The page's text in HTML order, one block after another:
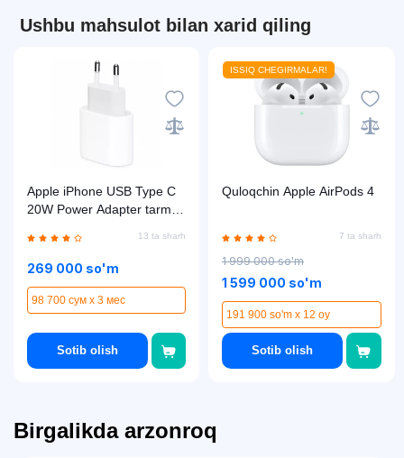
Ushbu mahsulot bilan xarid qiling
Apple iPhone USB Type C
20W Power Adapter tarmoq
13 ta sharh
269 000 so'm
98 700 сум x 3 мес
Sotib olish
ISSIQ CHEGIRMALAR!
Quloqchin Apple AirPods 4
7 ta sharh
1 999 000 so'm
1 599 000 so'm
191 900 so'm x 12 oy
Sotib olish
Birgalikda arzonroq